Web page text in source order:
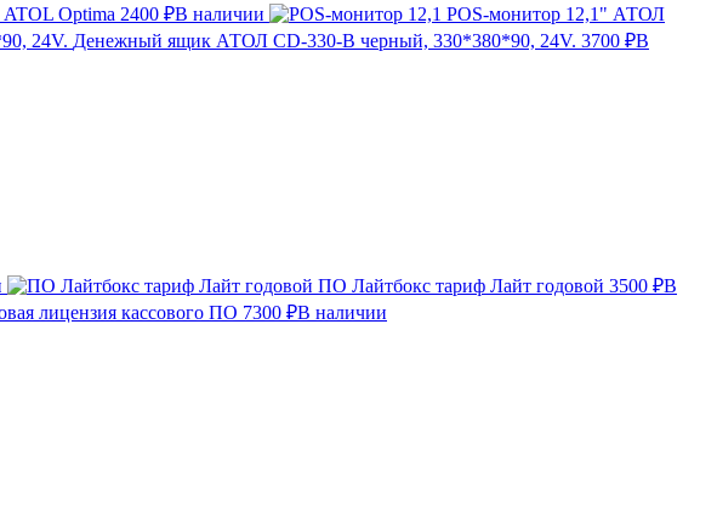
ATOL Optima 2400 ₽В наличии
POS-монитор 12,1" АТОЛ
Денежный ящик АТОЛ CD-330-B черный, 330*380*90, 24V. 3700 ₽В
ПО Лайтбокс тариф Лайт годовой 3500 ₽В
лицензия кассового ПО 7300 ₽В наличии